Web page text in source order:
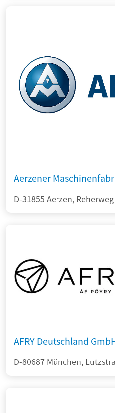
Aerzener
D-31855 Aerzen,
AFRY Deutschland
D-80687 München,